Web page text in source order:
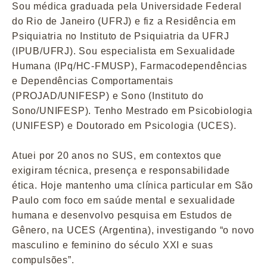
Sou médica graduada pela Universidade Federal
do Rio de Janeiro (UFRJ) e fiz a Residência em
Psiquiatria no Instituto de Psiquiatria da UFRJ
(IPUB/UFRJ). Sou especialista em Sexualidade
Humana (IPq/HC-FMUSP), Farmacodependências
e Dependências Comportamentais
(PROJAD/UNIFESP) e Sono (Instituto do
Sono/UNIFESP). Tenho Mestrado em Psicobiologia
(UNIFESP) e Doutorado em Psicologia (UCES).
Atuei por 20 anos no SUS, em contextos que
exigiram técnica, presença e responsabilidade
ética. Hoje mantenho uma clínica particular em São
Paulo com foco em saúde mental e sexualidade
humana e desenvolvo pesquisa em Estudos de
Gênero, na UCES (Argentina), investigando “o novo
masculino e feminino do século XXI e suas
compulsões”.